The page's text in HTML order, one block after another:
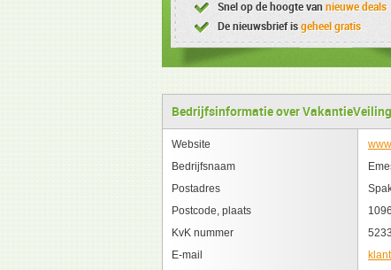
Snel op de hoogte van nieuwe deals
De nieuwsbrief is geheel gratis
Bedrijfsinformatie over
Website
Bedrijfsnaam
Postadres
Postcode, plaats
KvK nummer
E-mail